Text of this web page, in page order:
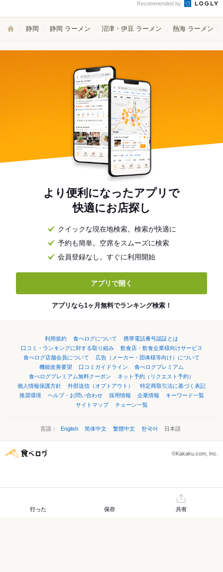
Recommended by
静岡 静岡 ラーメン 沼津・伊豆 ラーメン 熱海 ラーメン
より便利になったアプリで
快適にお店探し
クイックな現在地検索。検索が快適に
予約も簡単。空席をスムーズに検索
会員登録なし。すぐに利用開始
アプリで開く
アプリなら1ヶ月無料でランキング検索！
利用規約 食べログについて
携帯電話番号認証とは
口コミ・ランキングに対する取り組み
飲食店・飲食企業様向けサービス
食べログ店舗会員について
広告（メーカー・団体様等向け）について
機能改善要望
口コミガイドライン
食べログプレミアム
食べログプレミアム無料クーポン
ネット予約（リクエスト予約）
個人情報保護方針
外部送信（オプトアウト）
特定商取引法に基づく表記
推奨環境
ヘルプ・お問い合わせ 採用情報 企業情報
キーワード一覧
サイトマップ
チェーン一覧
言語： English 简体中文 繁體中文 한국어 日本語
©Kakaku.com, Inc.
行った 保存 共有